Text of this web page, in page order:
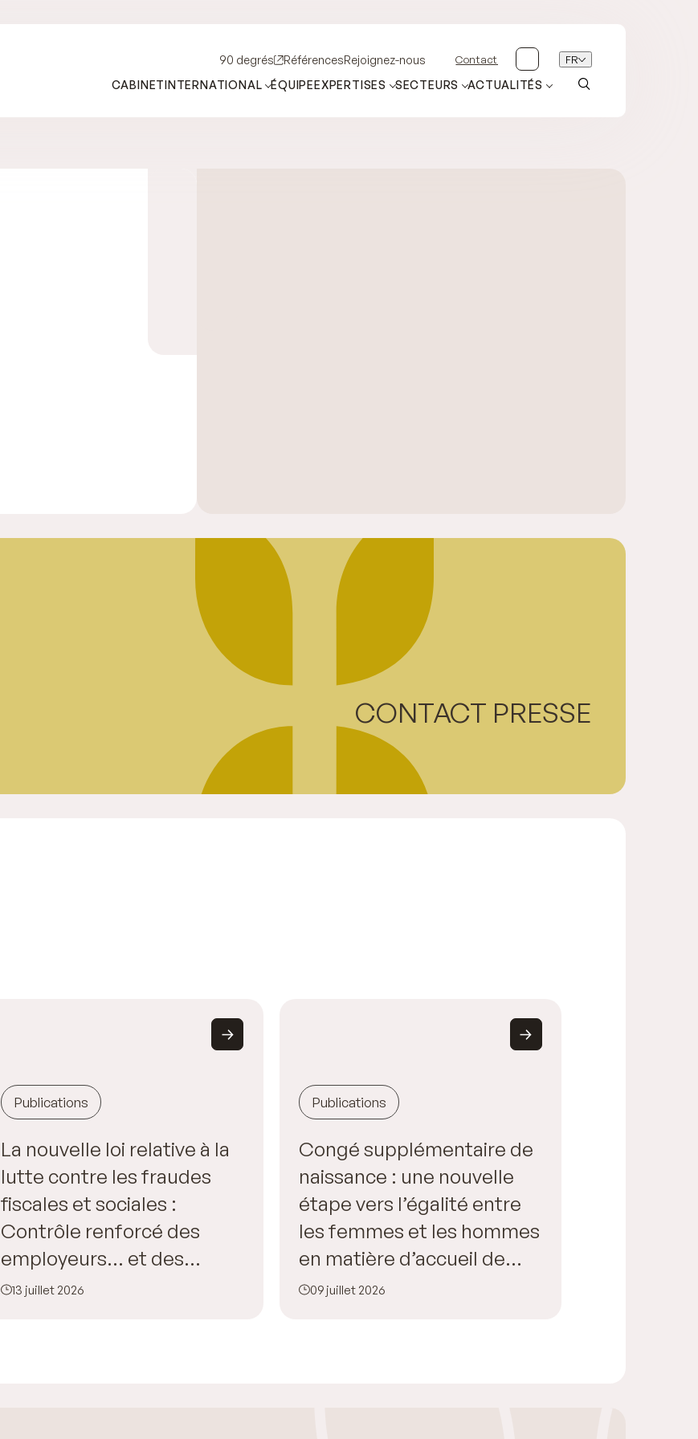
90 degrés RéférencesRejoignez-nous Contact FR
CABINETINTERNATIONAL ÉQUIPEEXPERTISES SECTEURS ACTUALITÉS
CONTACT PRESSE
Publications
La nouvelle loi relative à la
lutte contre les fraudes
fiscales et sociales :
Contrôle renforcé des
employeurs… et des
salariés !
13 juillet 2026
Publications
Congé supplémentaire de
naissance : une nouvelle
étape vers l’égalité entre
les femmes et les hommes
en matière d’accueil de
l’enfant
09 juillet 2026